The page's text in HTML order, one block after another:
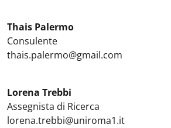
Thais Palermo
Consulente
thais.palermo@gmail.com
Lorena Trebbi
Assegnista di Ricerca
lorena.trebbi@uniroma1.it